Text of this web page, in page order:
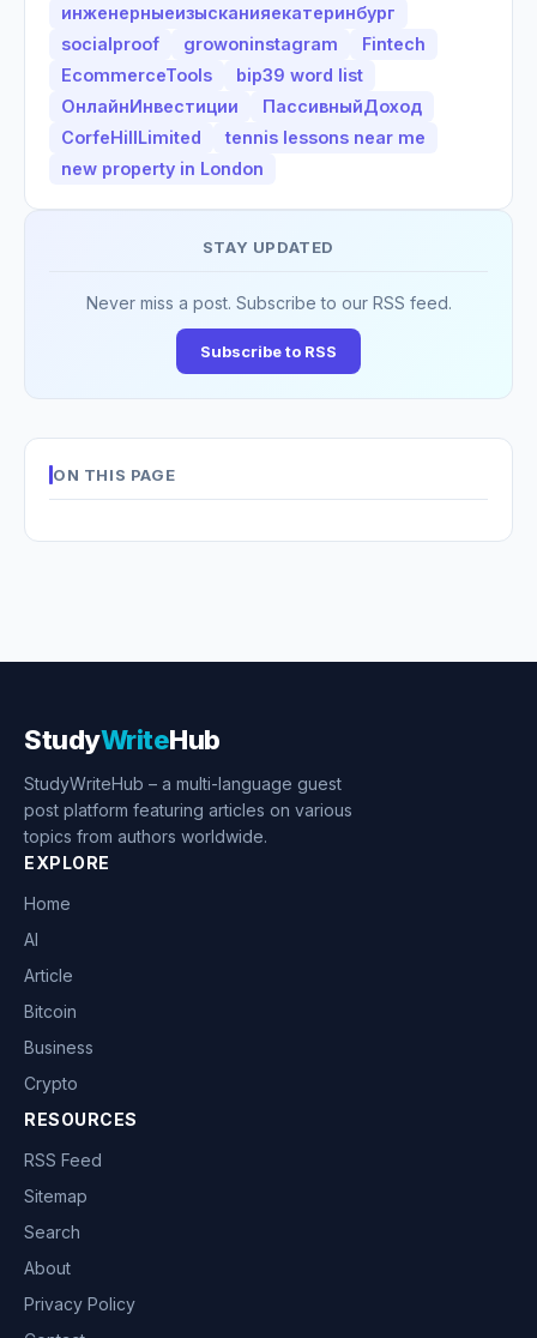
инженерныеизысканияекатеринбург
socialproof
growoninstagram
Fintech
EcommerceTools
bip39 word list
ОнлайнИнвестиции
ПассивныйДоход
CorfeHillLimited
tennis lessons near me
new property in London
STAY UPDATED
Never miss a post. Subscribe to our RSS feed.
Subscribe to RSS
ON THIS PAGE
StudyWriteHub
StudyWriteHub – a multi-language guest
post platform featuring articles on various
topics from authors worldwide.
EXPLORE
Home
AI
Article
Bitcoin
Business
Crypto
RESOURCES
RSS Feed
Sitemap
Search
About
Privacy Policy